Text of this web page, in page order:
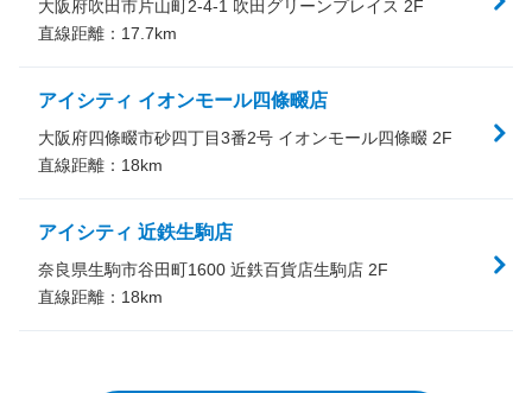
大阪府吹田市片山町2-4-1 吹田グリーンプレイス 2F
直線距離： 17.7km
アイシティ イオンモール四條畷店
大阪府四條畷市砂四丁目3番2号 イオンモール四條畷 2F
直線距離： 18km
アイシティ 近鉄生駒店
奈良県生駒市谷田町1600 近鉄百貨店生駒店 2F
直線距離： 18km